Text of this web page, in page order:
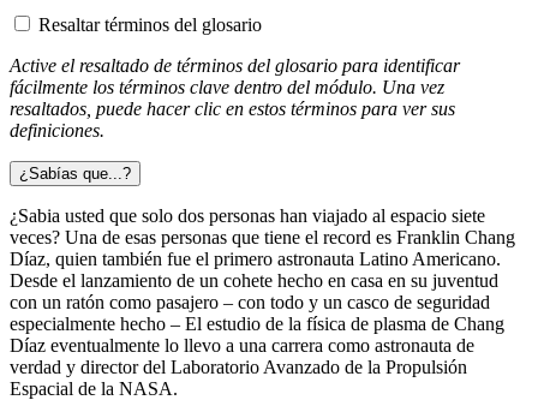
Resaltar términos del glosario
Active el resaltado de términos del glosario para identificar
fácilmente los términos clave dentro del módulo. Una vez
resaltados, puede hacer clic en estos términos para ver sus
definiciones.
¿Sabías que...?
¿Sabia usted que solo dos personas han viajado al espacio siete
veces? Una de esas personas que tiene el record es Franklin Chang
Díaz, quien también fue el primero astronauta Latino Americano.
Desde el lanzamiento de un cohete hecho en casa en su juventud
con un ratón como pasajero – con todo y un casco de seguridad
especialmente hecho – El estudio de la física de plasma de Chang
Díaz eventualmente lo llevo a una carrera como astronauta de
verdad y director del Laboratorio Avanzado de la Propulsión
Espacial de la NASA.